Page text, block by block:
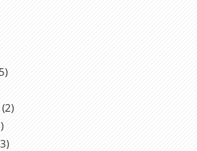
(2)